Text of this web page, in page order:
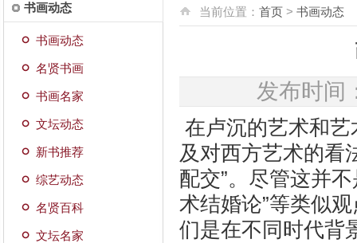
书画动态
书画动态
名贤书画
书画名家
文坛动态
新书推荐
综艺动态
名贤百科
文坛名家
当前位置： 首页 > 书画动态
发布时间
在卢沉的艺术和
及对西方艺术的看
配交”。尽管这并
术结婚论”等类似
们是在不同时代背